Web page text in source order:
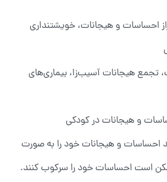
احساسات و هیجانات، خویشتنداری
هیجانات آسیب‌زا، بیماری‌های
و هیجانات در کودکی
احساسات و هیجانات خود را به صورت
است احساسات خود را سرکوب کنند.